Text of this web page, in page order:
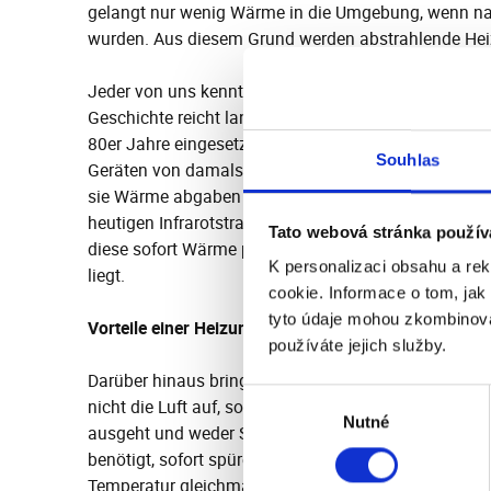
Souhlas
Tato webová stránka
K personalizaci obsahu a
cookie. Informace o tom,
tyto údaje mohou
používáte jejich služby.
Výběr
Nutné
gelangt nur wenig Wärme in die Umgebung, wenn
wurden. Aus diesem Grund werden abstrahlende
Jeder von uns kennt bestimmt Infrarotstrahler aus
Geschichte reicht lange zurück und sie wurden vor
80er Jahre eingesetzt. Man kann jedoch die
Geräten von damals vergleichen. Bei den
sie Wärme abgaben und die Effektivität ihrer
heutigen Infrarotstrahlern muss man nicht warten,
diese sofort Wärme produzieren und die
liegt.
Vorteile einer Heizung mit einem integrierten
Darüber hinaus bringt die Infrarotwärme viele
nicht die Luft auf, sondern feste Gegenstände. Sie
ausgeht und weder Staub aufwirbelt noch
benötigt, sofort spüren. Bei einer Heizung mit
Temperatur gleichmäßig verteilt und somit ist es